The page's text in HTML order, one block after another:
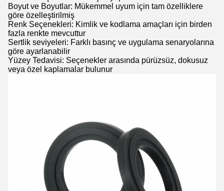
Boyut ve Boyutlar: Mükemmel uyum için tam özelliklere
göre özelleştirilmiş
Renk Seçenekleri: Kimlik ve kodlama amaçları için birden
fazla renkte mevcuttur
Sertlik seviyeleri: Farklı basınç ve uygulama senaryolarına
göre ayarlanabilir
Yüzey Tedavisi: Seçenekler arasında pürüzsüz, dokusuz
veya özel kaplamalar bulunur